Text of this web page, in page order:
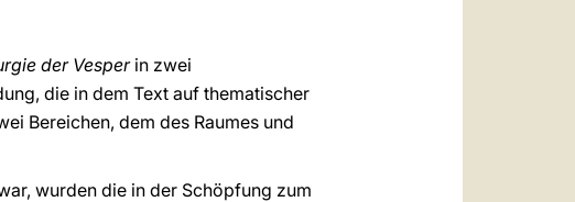
der Vesperin zwei
die in dem Text auf thematischer
Bereichen, dem des Raumes und
wurden die in der Schöpfung zum